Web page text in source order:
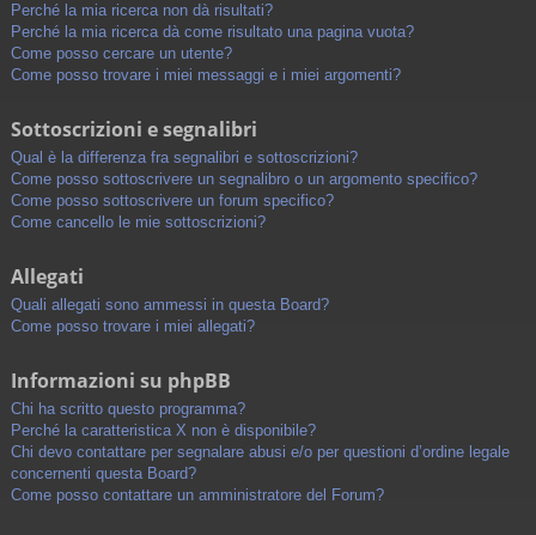
Perché la mia ricerca non dà risultati?
Perché la mia ricerca dà come risultato una pagina vuota?
Come posso cercare un utente?
Come posso trovare i miei messaggi e i miei argomenti?
Sottoscrizioni e segnalibri
Qual è la differenza fra segnalibri e sottoscrizioni?
Come posso sottoscrivere un segnalibro o un argomento specifico?
Come posso sottoscrivere un forum specifico?
Come cancello le mie sottoscrizioni?
Allegati
Quali allegati sono ammessi in questa Board?
Come posso trovare i miei allegati?
Informazioni su phpBB
Chi ha scritto questo programma?
Perché la caratteristica X non è disponibile?
Chi devo contattare per segnalare abusi e/o per questioni d’ordine legale
concernenti questa Board?
Come posso contattare un amministratore del Forum?